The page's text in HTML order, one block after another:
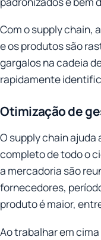
Com o supply chain,
e os produtos são
gargalos na cadeia
rapidamente
Otimização de
O supply chain
completo de todo o
a mercadoria são
fornecedores,
produto é maior,
Ao trabalhar em